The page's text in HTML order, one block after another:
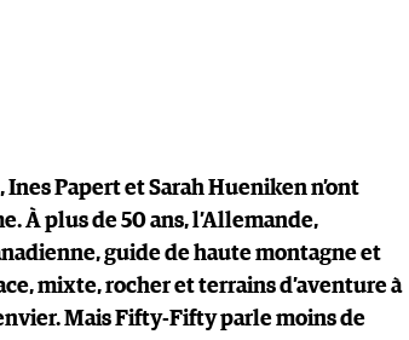
Papert et Sarah Hueniken n’ont
À plus de 50 ans, l’Allemande,
guide de haute montagne et
mixte, rocher et terrains d’aventure à
Mais Fifty-Fifty parle moins de